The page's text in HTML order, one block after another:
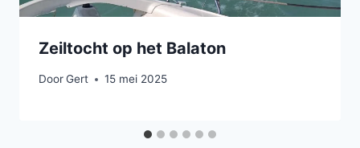
Zeiltocht op het Balaton
DoorGert 15 mei 2025